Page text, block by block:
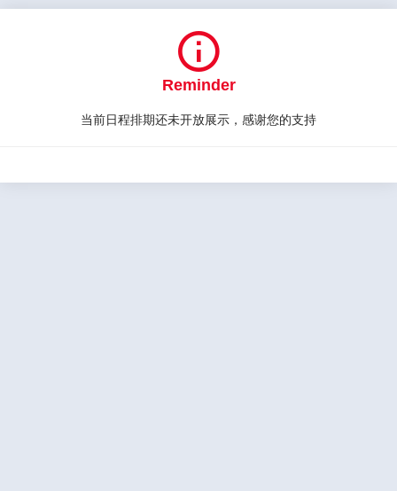

Reminder
当前日程排期还未开放展示，感谢您的支持